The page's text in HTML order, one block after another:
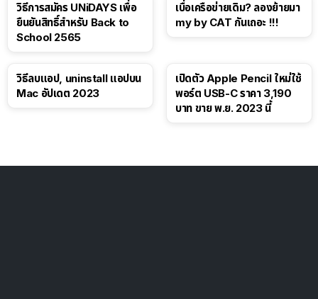
วิธีการสมัคร UNiDAYS เพื่อ
ยืนยันสิทธิ์สำหรับ Back to
School 2565
เบื่อเครือข่ายเดิม? ลองย้ายมา
my by CAT กันเถอะ !!!
วิธีลบแอป, uninstall แอปบน
Mac อัปเดต 2023
เปิดตัว Apple Pencil ใหม่ใช้
พอร์ต USB-C ราคา 3,190
บาท ขาย พ.ย. 2023 นี้